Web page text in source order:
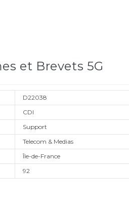
et Brevets 5G
D22038
CDI
Support
Telecom & Medias
Île-de-France
92